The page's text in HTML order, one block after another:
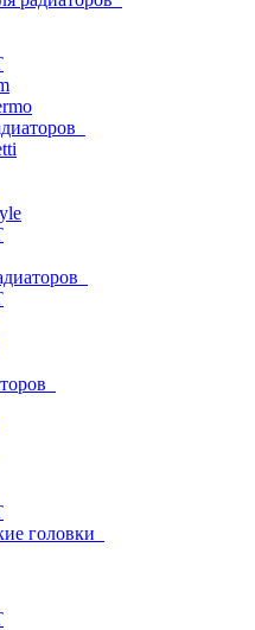
головки